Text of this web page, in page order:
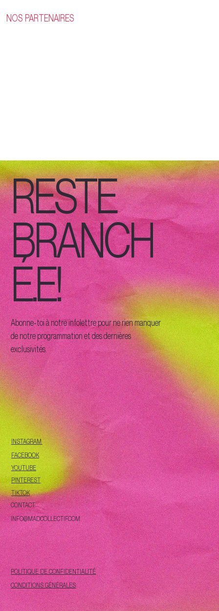
NOS PARTENAIRES
RESTE
BRANCH
É.E!
Abonne-toi à notre infolettre pour ne rien manquer
de notre programmation et des dernières
exclusivités.
INSTAGRAM
FACEBOOK
YOUTUBE
PINTEREST
TIKTOK
CONTACT
INFO@MADCOLLECTIF.COM
POLITIQUE DE CONFIDENTIALITÉ
CONDITIONS GÉNÉRALES